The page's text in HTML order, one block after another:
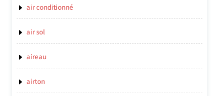
air conditionné
air sol
aireau
airton